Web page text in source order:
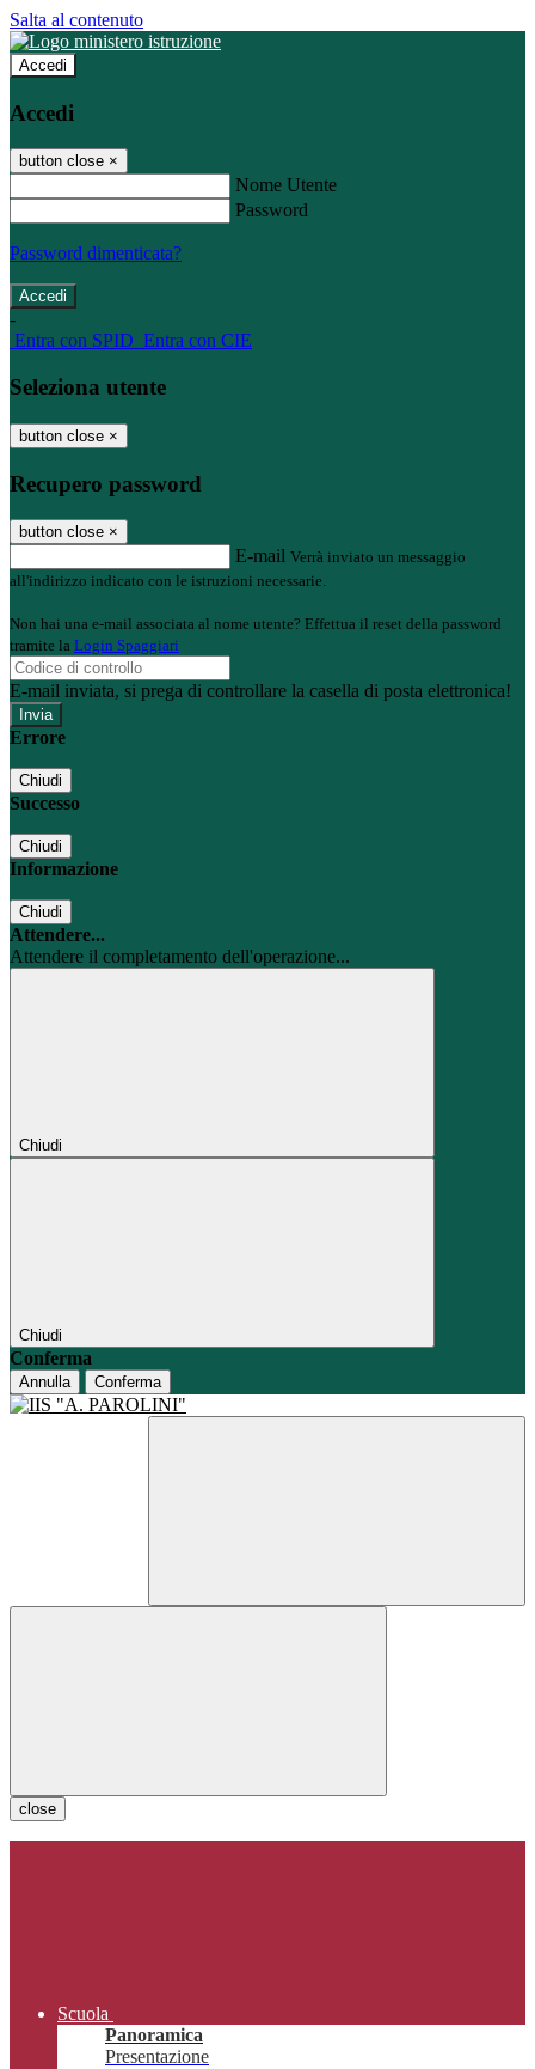
Salta al contenuto
Accedi
Accedi
button close ×
Nome Utente
Password
Password dimenticata?
-
Entra con SPID Entra con CIE
Seleziona utente
button close ×
Recupero password
button close ×
E-mail Verrà inviato un messaggio
all'indirizzo indicato con le istruzioni necessarie.
Non hai una e-mail associata al nome utente? Effettua il reset della password
tramite la Login Spaggiari
E-mail inviata, si prega di controllare la casella di posta elettronica!
Errore
Chiudi
Successo
Chiudi
Informazione
Chiudi
Attendere...
Attendere il completamento dell'operazione...
Chiudi
Chiudi
Conferma
Annulla Conferma
close
Scuola
Panoramica
Presentazione